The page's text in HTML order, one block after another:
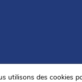
utilisons des cookies